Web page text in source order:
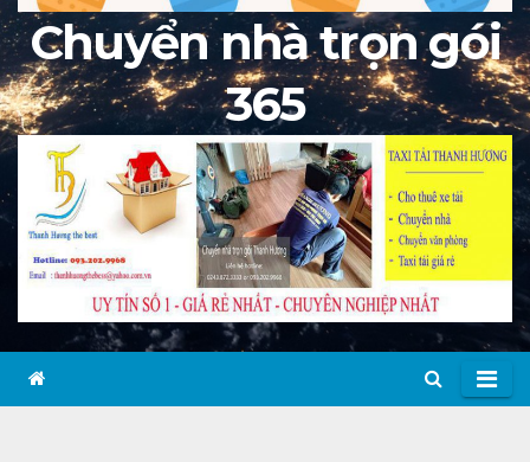
Chuyển nhà trọn gói
365